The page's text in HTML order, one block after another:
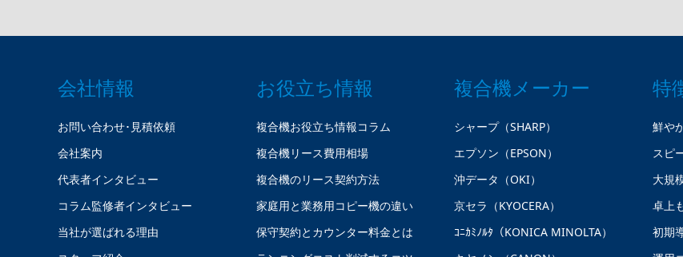
会社情報
お問い合わせ･見積依頼
会社案内
代表者インタビュー
コラム監修者インタビュー
当社が選ばれる理由
お役立ち情報
複合機お役立ち情報コラム
複合機リース費用相場
複合機のリース契約方法
家庭用と業務用コピー機の違い
保守契約とカウンター料金とは
複合機メーカー
シャープ（SHARP）
エプソン（EPSON）
沖データ（OKI）
京セラ（KYOCERA）
ｺﾆｶﾐﾉﾙﾀ（KONICA MINOLTA）
特
鮮や
スピ
大規
卓上
初期